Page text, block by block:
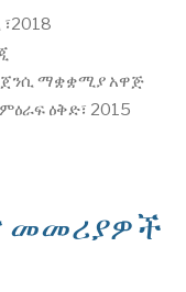
ማቋቋሚያ አዋጅ
ዕቅድ፣ 2015
መመሪያዎች